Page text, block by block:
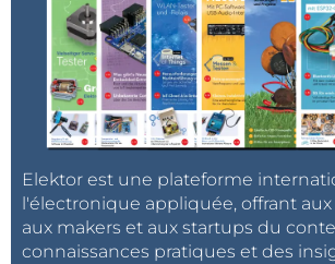
Elektor est une plateforme
l'électronique appliquée, offrant
aux makers et aux startups du
connaissances pratiques et des